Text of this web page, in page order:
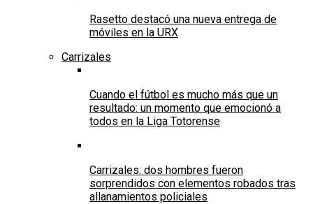
Rasetto destacó una nueva entrega de
móviles en la URX
Carrizales
Cuando el fútbol es mucho más que un
resultado: un momento que emocionó a
todos en la Liga Totorense
Carrizales: dos hombres fueron
sorprendidos con elementos robados tras
allanamientos policiales